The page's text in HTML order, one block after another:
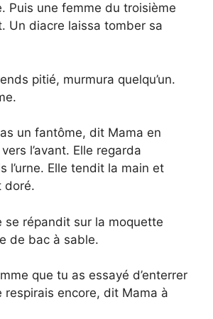
Puis une femme du troisième
Un diacre laissa tomber sa
pitié, murmura quelqu’un.
un fantôme, dit Mama en
l’avant. Elle regarda
l’urne. Elle tendit la main et
doré.
se répandit sur la moquette
de bac à sable.
que tu as essayé d’enterrer
respirais encore, dit Mama à